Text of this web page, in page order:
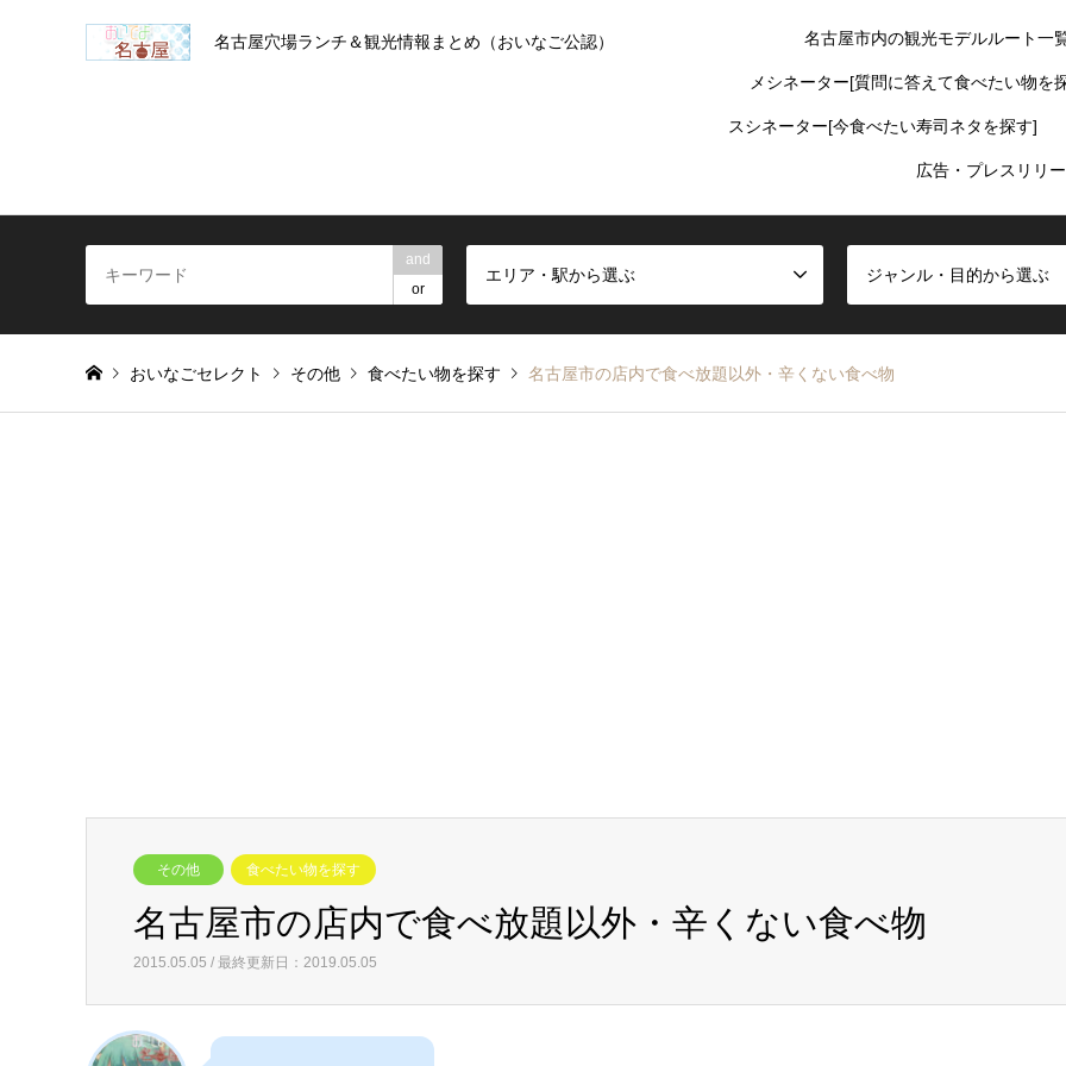
名古屋穴場ランチ＆観光情報まとめ（おいなご公認） 名古屋市内の観光モデルルート一
メシネーター[質問に答えて食べたい物を
スシネーター[今食べたい寿司ネタを探す]
広告・プレスリリ
and
or
エリア・駅から選ぶ ジャンル・目的から選ぶ
おいなごセレクト その他 食べたい物を探す 名古屋市の店内で食べ放題以外・辛くない食べ物
その他 食べたい物を探す
名古屋市の店内で食べ放題以外・辛くない食べ物
2015.05.05 / 最終更新日：2019.05.05